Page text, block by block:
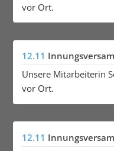
vor Ort.
12.11
Unsere Mitarbeiterin
vor Ort.
12.11